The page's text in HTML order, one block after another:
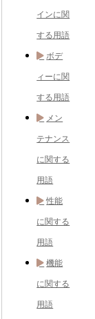
インに関
する用語
ボデ
ィーに関
する用語
メン
テナンス
に関する
用語
性能
に関する
用語
機能
に関する
用語